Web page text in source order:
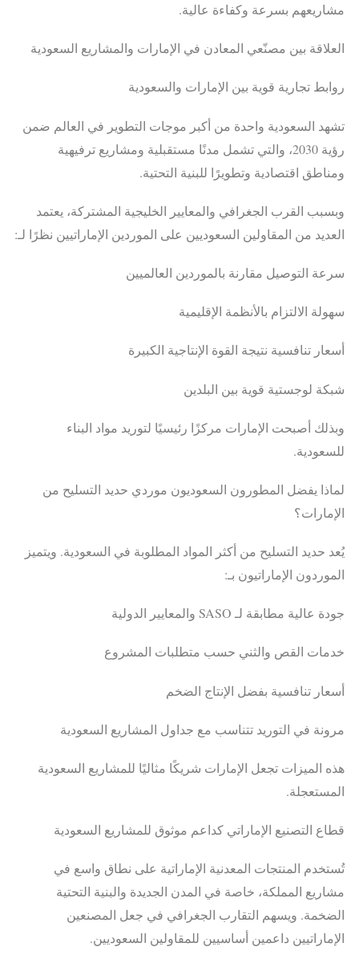
مشاريعهم بسرعة وكفاءة عالية.
العلاقة بين مصنّعي المعادن في الإمارات والمشاريع السعودية
روابط تجارية قوية بين الإمارات والسعودية
تشهد السعودية واحدة من أكبر موجات التطوير في العالم ضمن
رؤية 2030، والتي تشمل مدنًا مستقبلية ومشاريع ترفيهية
ومناطق اقتصادية وتطويرًا للبنية التحتية.
وبسبب القرب الجغرافي والمعايير الخليجية المشتركة، يعتمد
العديد من المقاولين السعوديين على الموردين الإماراتيين نظرًا لـ:
سرعة التوصيل مقارنة بالموردين العالميين
سهولة الالتزام بالأنظمة الإقليمية
أسعار تنافسية نتيجة القوة الإنتاجية الكبيرة
شبكة لوجستية قوية بين البلدين
وبذلك أصبحت الإمارات مركزًا رئيسيًا لتوريد مواد البناء
للسعودية.
لماذا يفضل المطورون السعوديون موردي حديد التسليح من
الإمارات؟
يُعد حديد التسليح من أكثر المواد المطلوبة في السعودية. ويتميز
الموردون الإماراتيون بـ:
جودة عالية مطابقة لـ SASO والمعايير الدولية
خدمات القص والثني حسب متطلبات المشروع
أسعار تنافسية بفضل الإنتاج الضخم
مرونة في التوريد تتناسب مع جداول المشاريع السعودية
هذه الميزات تجعل الإمارات شريكًا مثاليًا للمشاريع السعودية
المستعجلة.
قطاع التصنيع الإماراتي كداعم موثوق للمشاريع السعودية
تُستخدم المنتجات المعدنية الإماراتية على نطاق واسع في
مشاريع المملكة، خاصة في المدن الجديدة والبنية التحتية
الضخمة. ويسهم التقارب الجغرافي في جعل المصنعين
الإماراتيين داعمين أساسيين للمقاولين السعوديين.